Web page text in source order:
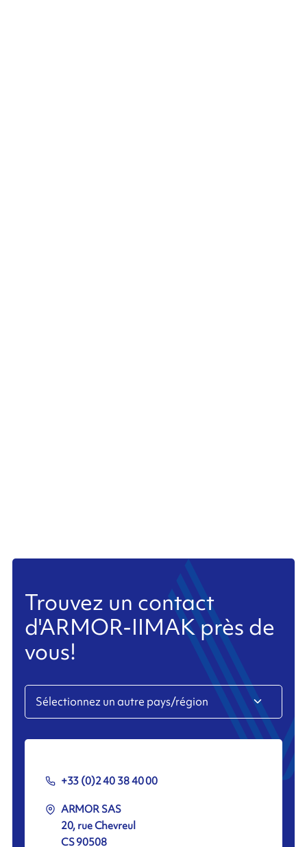
Trouvez un contact
d'ARMOR-IIMAK près de
vous!
+33 (0)2 40 38 40 00
ARMOR SAS
20, rue Chevreul
CS 90508